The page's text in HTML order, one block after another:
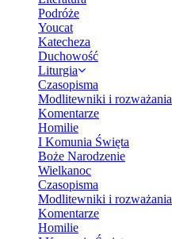
Podróże
Youcat
Katecheza
Duchowość
Liturgia
Czasopisma
Modlitewniki i rozważania
Komentarze
Homilie
I Komunia Święta
Boże Narodzenie
Wielkanoc
Czasopisma
Modlitewniki i rozważania
Komentarze
Homilie